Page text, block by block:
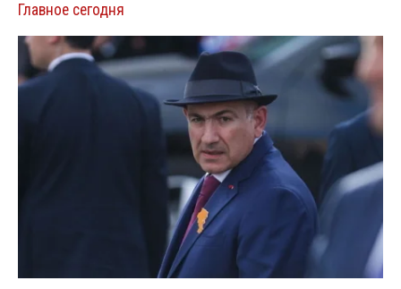
Главное сегодня